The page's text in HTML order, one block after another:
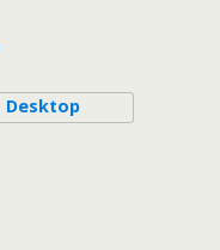
Desktop